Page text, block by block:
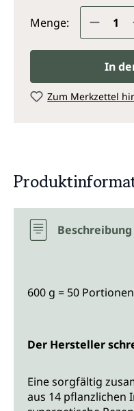
Menge:
In
Zum Merkzettel
Beschreibung
600 g = 50 Portionen
Der Hersteller
Eine sorgfältig
aus 14 pflanzlichen